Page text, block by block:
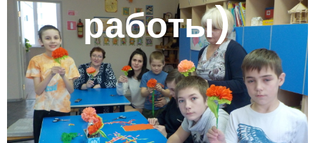
работы)